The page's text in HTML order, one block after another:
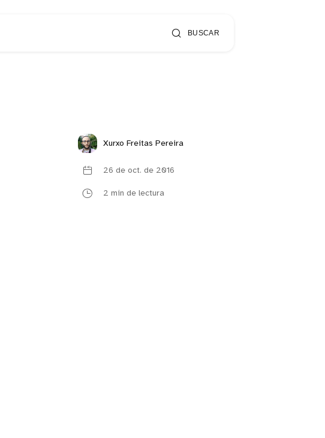
BUSCAR
Xurxo Freitas Pereira
26 de oct. de 2016
2 min de lectura